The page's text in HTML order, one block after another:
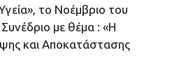
το Νοέμβριο του
με θέμα : «Η
και Αποκατάστασης